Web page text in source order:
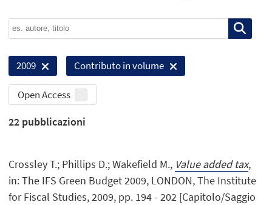
2009 Contributo in volume
Open Access
22 pubblicazioni
Crossley T.; Phillips D.; Wakefield M., Value added tax,
in: The IFS Green Budget 2009, LONDON, The Institute
for Fiscal Studies, 2009, pp. 194 - 202 [Capitolo/Saggio